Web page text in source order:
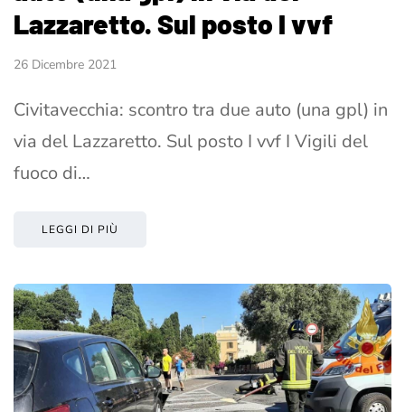
Lazzaretto. Sul posto I vvf
26 Dicembre 2021
Civitavecchia: scontro tra due auto (una gpl) in
via del Lazzaretto. Sul posto I vvf I Vigili del
fuoco di…
LEGGI DI PIÙ